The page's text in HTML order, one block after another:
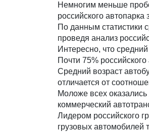
Немногим меньше
российского
По данным статистики
проведя анализ
Интересно, что
Почти 75%
Средний возраст
отличается от
Моложе всех оказались
коммерческий
Лидером российского
грузовых автомобилей